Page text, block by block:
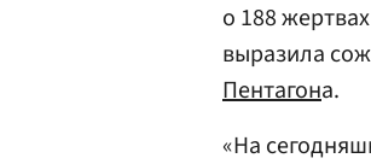
о 188
выразила
Пентагона.
«На